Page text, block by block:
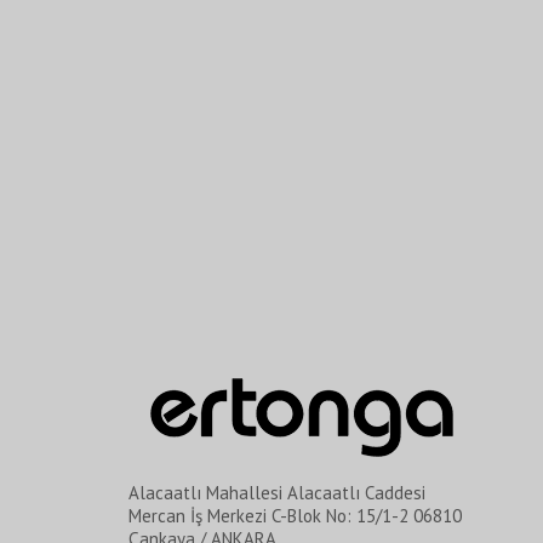
Alacaatlı Mahallesi Alacaatlı Caddesi
Mercan İş Merkezi C-Blok No: 15/1-2 06810